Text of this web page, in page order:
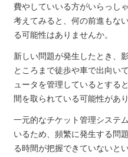
費やしていいる方がいらっし
考えてみると、何の前進もな
る可能性はありませんか。
新しい問題が発生したとき、
ところまで徒歩や車で出向い
ュータを管理しているとする
間を取られている可能性があり
一元的なチケット管理システ
いるため、頻繁に発生する問
る時間が把握できていないと